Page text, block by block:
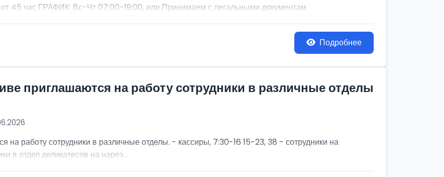
час ГРАФИК: Вс-Чт 07:00-19:00, или Принимаем с легальными документам
Подробнее
приглашаются на работу сотрудники в различные отделы
на работу сотрудники в различные отделы. - кассиры, 7:30-16 15-23, 38 - сотрудники на
в отдел деликатесов на нарез...